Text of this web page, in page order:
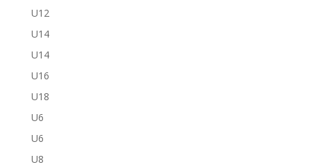
U12
U14
U14
U16
U18
U6
U6
U8